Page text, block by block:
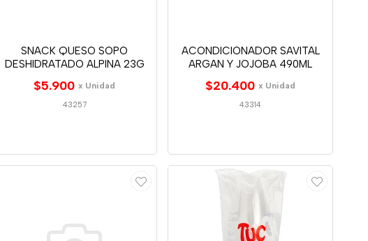
SNACK QUESO SOPO
DESHIDRATADO ALPINA 23G
$5.900 x Unidad
43257
ACONDICIONADOR SAVITAL
ARGAN Y JOJOBA 490ML
$20.400 x Unidad
43314